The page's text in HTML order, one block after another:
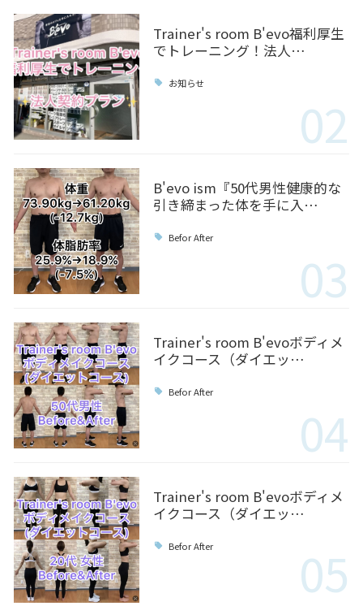
Trainer's room B'evo福利厚生
でトレーニング！法人…
お知らせ
02
B'evo ism『50代男性健康的な
引き締まった体を手に入…
Befor After
03
Trainer's room B'evoボディメ
イクコース（ダイエッ…
Befor After
04
Trainer's room B'evoボディメ
イクコース（ダイエッ…
Befor After 05